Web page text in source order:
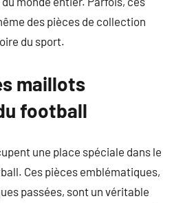
des pièces de collection
du sport.
maillots
football
une place spéciale dans le
Ces pièces emblématiques,
passées, sont un véritable